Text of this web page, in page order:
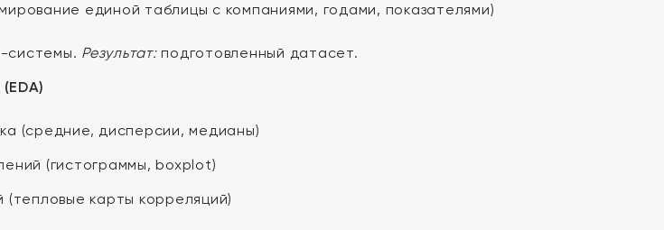
единой таблицы с компаниями, годами, показателями)
системы. Результат:подготовленный датасет.
(средние, дисперсии, медианы)
(гистограммы, boxplot)
(тепловые карты корреляций)